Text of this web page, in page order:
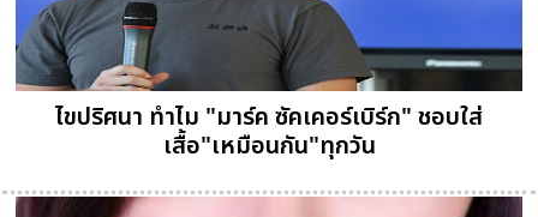
ไขปริศนา ทำไม "มาร์ค ซัคเคอร์เบิร์ก" ชอบใส่
เสื้อ"เหมือนกัน"ทุกวัน